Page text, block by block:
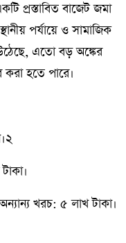
প্রস্তাবিত বাজেট জমা
পর্যায়ে ও সামাজিক
এতো বড় অঙ্কের
করা হতে পারে।
খরচ: ৫ লাখ টাকা।